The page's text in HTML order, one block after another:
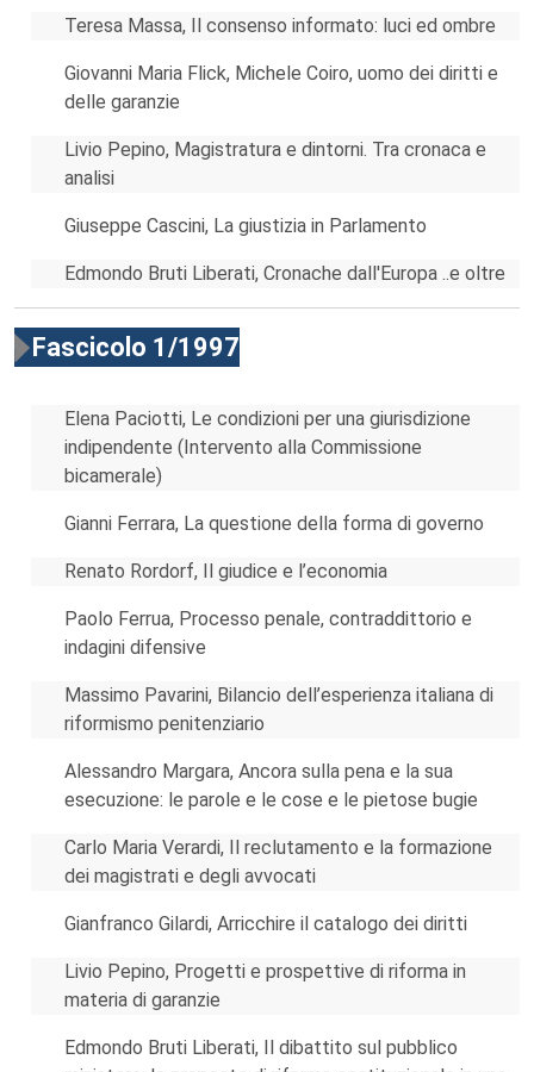
Teresa Massa, Il consenso informato: luci ed ombre
Giovanni Maria Flick, Michele Coiro, uomo dei diritti e
delle garanzie
Livio Pepino, Magistratura e dintorni. Tra cronaca e
analisi
Giuseppe Cascini, La giustizia in Parlamento
Edmondo Bruti Liberati, Cronache dall'Europa ..e oltre
Fascicolo 1/1997
Elena Paciotti, Le condizioni per una giurisdizione
indipendente (Intervento alla Commissione
bicamerale)
Gianni Ferrara, La questione della forma di governo
Renato Rordorf, Il giudice e l’economia
Paolo Ferrua, Processo penale, contraddittorio e
indagini difensive
Massimo Pavarini, Bilancio dell’esperienza italiana di
riformismo penitenziario
Alessandro Margara, Ancora sulla pena e la sua
esecuzione: le parole e le cose e le pietose bugie
Carlo Maria Verardi, Il reclutamento e la formazione
dei magistrati e degli avvocati
Gianfranco Gilardi, Arricchire il catalogo dei diritti
Livio Pepino, Progetti e prospettive di riforma in
materia di garanzie
Edmondo Bruti Liberati, Il dibattito sul pubblico